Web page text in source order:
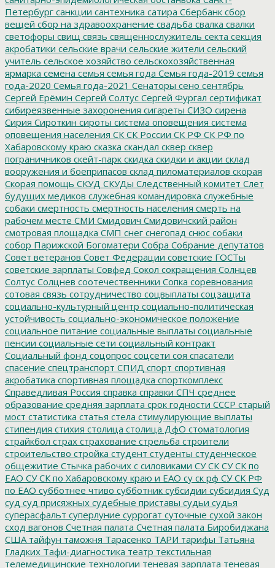
Петербург санкции сантехника сатира Сбербанк сбор
вещей сбор на здравоохранение свадьба свалка свалки
светофоры свищ связь священнослужитель секта секция
акробатики сельские врачи сельские жители сельский
учитель сельское хозяйство сельскохозяйственная
ярмарка семена семья семья года Семья года-2019 семья
года-2020 Семья года-2021 Сенаторы сено сентябрь
Сергей Ерёмин Сергей Солтус Сергей Фургал сертификат
сибиреязвенные захоронения сигареты СИЗО сирена
Сирия Сироткин сироты система оповещения система
оповещения населения СК СК России СК РФ СК РФ по
Хабаровскому краю сказка скандал сквер сквер
пограничников скейт-парк скидка скидки и акции склад
вооружения и боеприпасов склад пиломатериалов скорая
Скорая помощь СКУД СКУДы Следственный комитет Слет
будущих медиков служебная командировка служебные
собаки смертность смертность населения смерть на
рабочем месте СМИ Смидович Смидовичский район
смотровая площадка СМП снег снегопад снюс собаки
собор Парижской Богоматери Собра Собрание депутатов
Совет ветеранов Совет Федерации советские ГОСТы
советские зарплаты Совфед Сокол сокращения Солнцев
Солтус Солцнев соотечественники Сопка соревнования
сотовая связь сотрудничество соцвыплаты соцзащита
социально-культурный центр социально-политическая
устойчивость социально-экономическое положение
социальное питание социальные выплаты социальные
пенсии социальные сети социальный контракт
Социальный фонд соцопрос соцсети соя спасатели
спасение спецтранспорт СПИД спорт спортивная
акробатика спортивная площадка спорткомплекс
Справедливая Россия справка справки СПЧ среднее
образование средняя зарплата срок годности СССР старый
мост статистика статья стела стимулирующие выплаты
стипендия стихия столица столица ДфО стоматология
страйкбол страх страхование стрельба строители
строительство стройка студент студенты студенческое
общежитие Стычка рабочих с силовиками СУ СК СУ СК по
ЕАО СУ СК по Хабаровскому краю и ЕАО су ск рф СУ СК РФ
по ЕАО субботнее чтиво субботник субсидии субсидия Суд
суд суд присяжных судебные приставы судьи судья
суперасфальт суперлуние суррогат суточные сухой закон
сход вагонов Счетная палата Счетная палата Биробиджана
США тайфун таможня Тарасенко ТАРИ тарифы Татьяна
Гладких Тафи-диагностика театр текстильная
телемедицинские технологии теневая зарплата теневая